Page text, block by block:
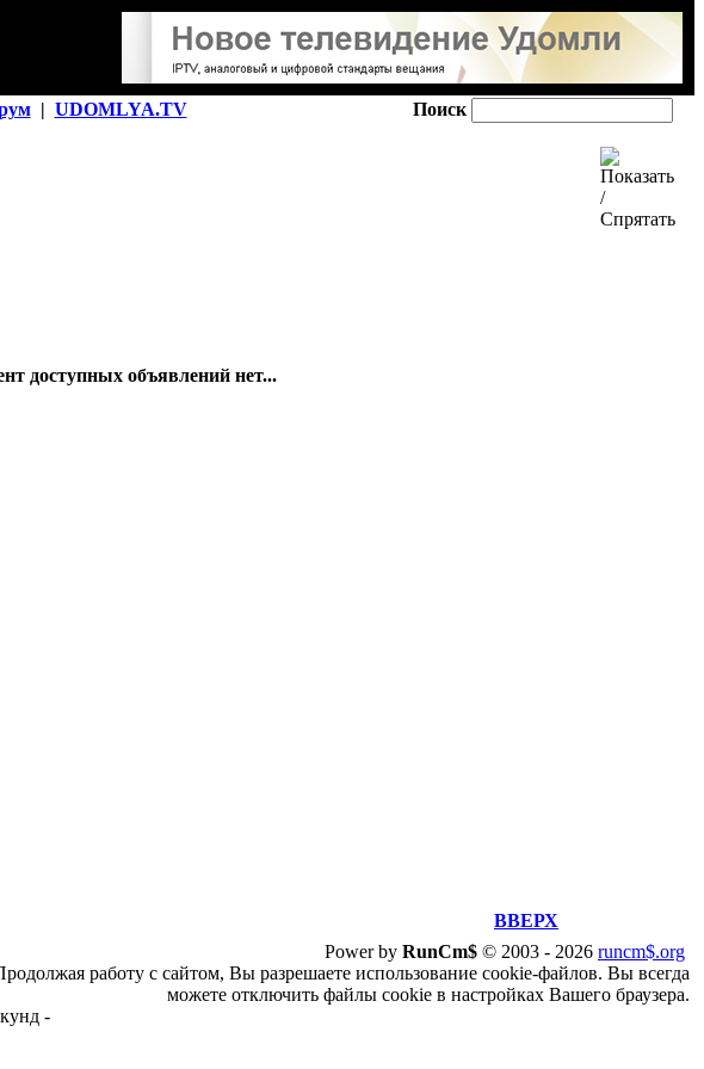
| UDOMLYA.TV Поиск
доступных объявлений нет...
ВВЕРХ
Power by RunCm$ © 2003 - 2026 runcm$.org
работу с сайтом, Вы разрешаете использование cookie-файлов. Вы всегда
можете отключить файлы cookie в настройках Вашего браузера.
-